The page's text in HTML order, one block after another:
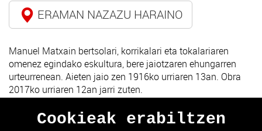
ERAMAN NAZAZU HARAINO
Manuel Matxain bertsolari, korrikalari eta tokalariaren
omenez egindako eskultura, bere jaiotzaren ehungarren
urteurrenean. Aieten jaio zen 1916ko urriaren 13an. Obra
2017ko urriaren 12an jarri zuten.
Cookieak erabiltzen